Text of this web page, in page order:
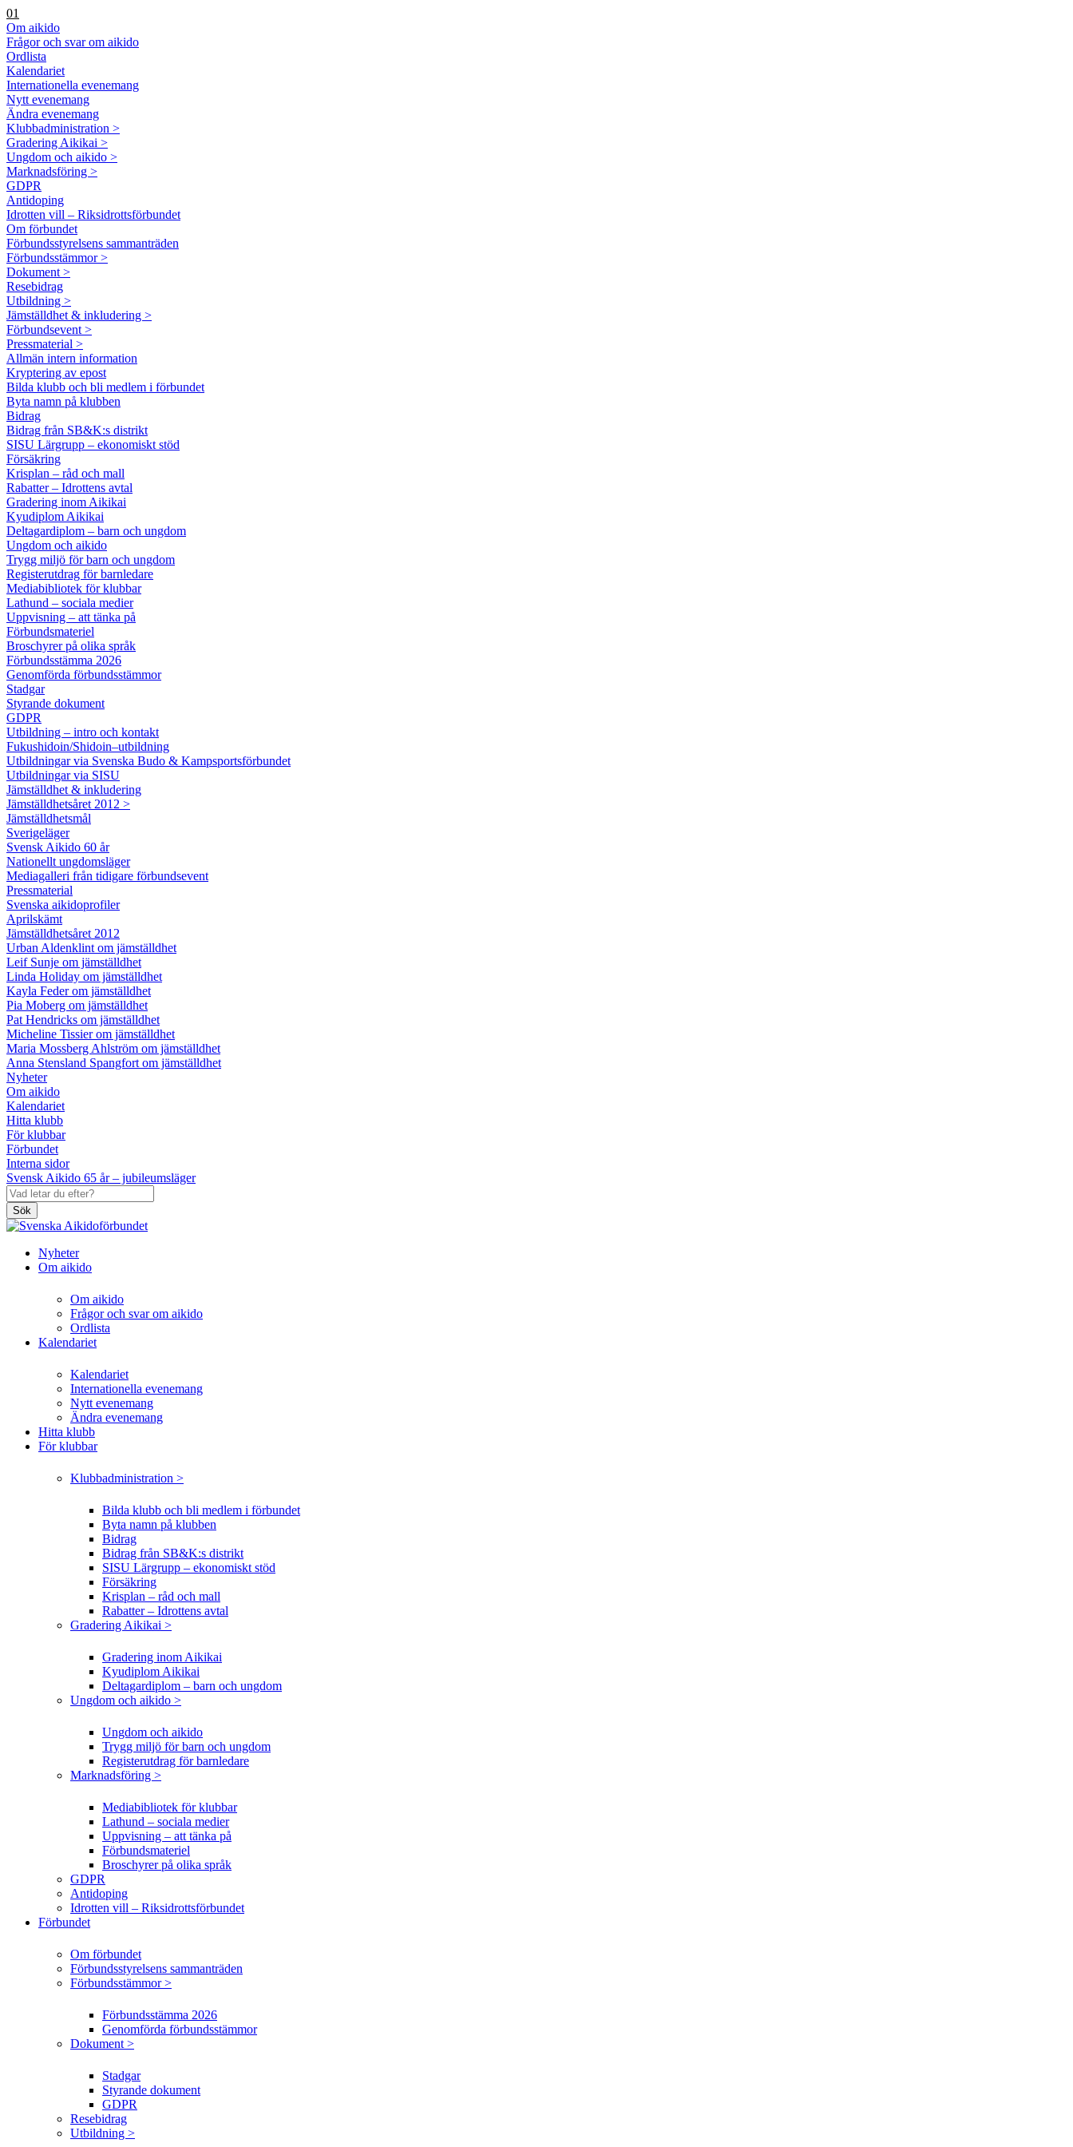
01
Om aikido
Frågor och svar om aikido
Ordlista
Kalendariet
Internationella evenemang
Nytt evenemang
Ändra evenemang
Klubbadministration >
Gradering Aikikai >
Ungdom och aikido >
Marknadsföring >
GDPR
Antidoping
Idrotten vill – Riksidrottsförbundet
Om förbundet
Förbundsstyrelsens sammanträden
Förbundsstämmor >
Dokument >
Resebidrag
Utbildning >
Jämställdhet & inkludering >
Förbundsevent >
Pressmaterial >
Allmän intern information
Kryptering av epost
Bilda klubb och bli medlem i förbundet
Byta namn på klubben
Bidrag
Bidrag från SB&K:s distrikt
SISU Lärgrupp – ekonomiskt stöd
Försäkring
Krisplan – råd och mall
Rabatter – Idrottens avtal
Gradering inom Aikikai
Kyudiplom Aikikai
Deltagardiplom – barn och ungdom
Ungdom och aikido
Trygg miljö för barn och ungdom
Registerutdrag för barnledare
Mediabibliotek för klubbar
Lathund – sociala medier
Uppvisning – att tänka på
Förbundsmateriel
Broschyrer på olika språk
Förbundsstämma 2026
Genomförda förbundsstämmor
Stadgar
Styrande dokument
GDPR
Utbildning – intro och kontakt
Fukushidoin/Shidoin–utbildning
Utbildningar via Svenska Budo & Kampsportsförbundet
Utbildningar via SISU
Jämställdhet & inkludering
Jämställdhetsåret 2012 >
Jämställdhetsmål
Sverigeläger
Svensk Aikido 60 år
Nationellt ungdomsläger
Mediagalleri från tidigare förbundsevent
Pressmaterial
Svenska aikidoprofiler
Aprilskämt
Jämställdhetsåret 2012
Urban Aldenklint om jämställdhet
Leif Sunje om jämställdhet
Linda Holiday om jämställdhet
Kayla Feder om jämställdhet
Pia Moberg om jämställdhet
Pat Hendricks om jämställdhet
Micheline Tissier om jämställdhet
Maria Mossberg Ahlström om jämställdhet
Anna Stensland Spangfort om jämställdhet
Nyheter
Om aikido
Kalendariet
Hitta klubb
För klubbar
Förbundet
Interna sidor
Svensk Aikido 65 år – jubileumsläger
Sök
Nyheter
Om aikido
Om aikido
Frågor och svar om aikido
Ordlista
Kalendariet
Kalendariet
Internationella evenemang
Nytt evenemang
Ändra evenemang
Hitta klubb
För klubbar
Klubbadministration >
Bilda klubb och bli medlem i förbundet
Byta namn på klubben
Bidrag
Bidrag från SB&K:s distrikt
SISU Lärgrupp – ekonomiskt stöd
Försäkring
Krisplan – råd och mall
Rabatter – Idrottens avtal
Gradering Aikikai >
Gradering inom Aikikai
Kyudiplom Aikikai
Deltagardiplom – barn och ungdom
Ungdom och aikido >
Ungdom och aikido
Trygg miljö för barn och ungdom
Registerutdrag för barnledare
Marknadsföring >
Mediabibliotek för klubbar
Lathund – sociala medier
Uppvisning – att tänka på
Förbundsmateriel
Broschyrer på olika språk
GDPR
Antidoping
Idrotten vill – Riksidrottsförbundet
Förbundet
Om förbundet
Förbundsstyrelsens sammanträden
Förbundsstämmor >
Förbundsstämma 2026
Genomförda förbundsstämmor
Dokument >
Stadgar
Styrande dokument
GDPR
Resebidrag
Utbildning >